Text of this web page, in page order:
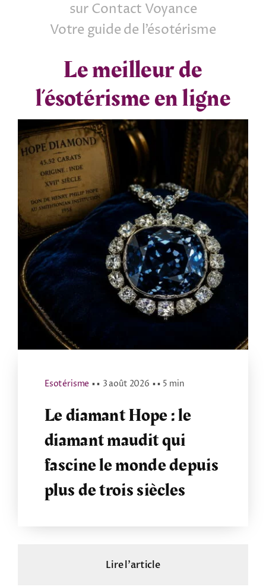
sur Contact Voyance
Votre guide de l’ésotérisme
Le meilleur de
l’ésotérisme en ligne
Esotérisme ▪ ▪ 3 août 2026 ▪ ▪ 5 min
Le diamant Hope : le
diamant maudit qui
fascine le monde depuis
plus de trois siècles
Lire l'article